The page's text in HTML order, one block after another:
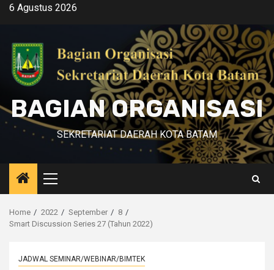
Skip6 Agustus 2026
BAGIAN ORGANISASI
SEKRETARIAT DAERAH KOTA BATAM
Primary
Menu
Home 2022 September
8
Smart Discussion Series 27 (Tahun 2022)
JADWAL SEMINAR/WEBINAR/BIMTEK